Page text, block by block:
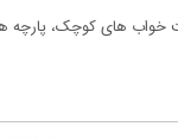
های کوچک، پارچه